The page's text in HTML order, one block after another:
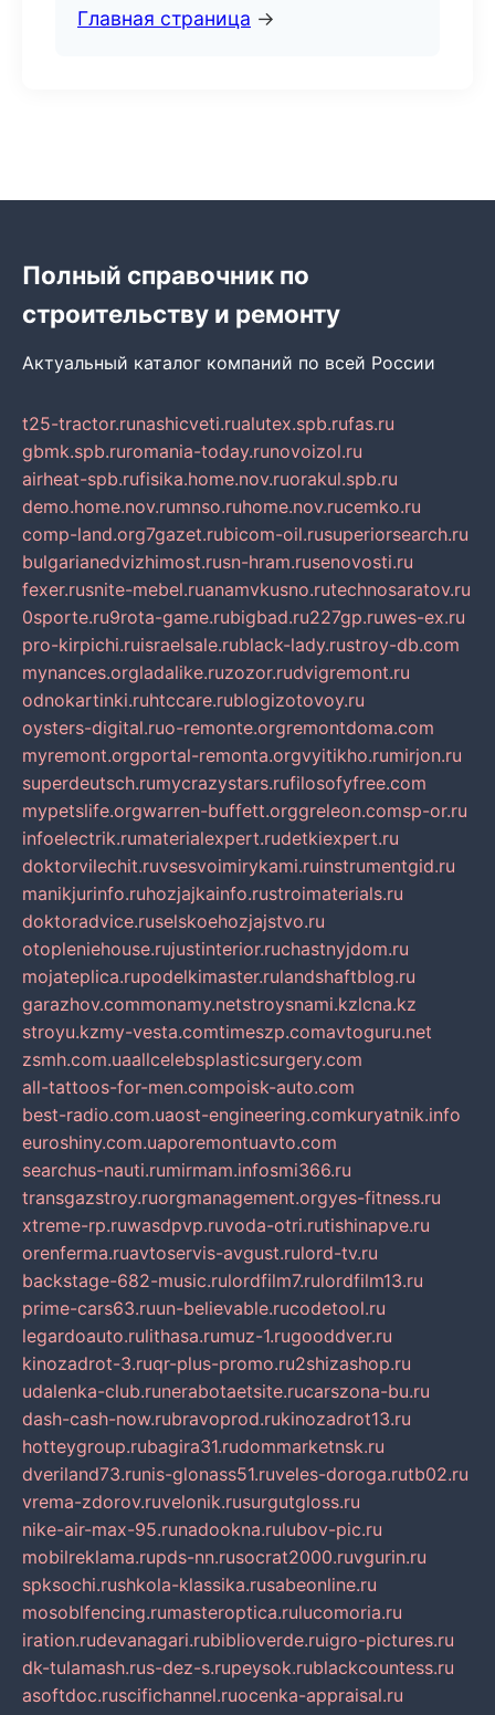
Главная страница →
Полный справочник по
строительству и ремонту
Актуальный каталог компаний по всей России
t25-tractor.runashicveti.rualutex.spb.rufas.ru
gbmk.spb.ruromania-today.runovoizol.ru
airheat-spb.rufisika.home.nov.ruorakul.spb.ru
demo.home.nov.rumnso.ruhome.nov.rucemko.ru
comp-land.org7gazet.rubicom-oil.rusuperiorsearch.ru
bulgarianedvizhimost.rusn-hram.rusenovosti.ru
fexer.rusnite-mebel.ruanamvkusno.rutechnosaratov.ru
0sporte.ru9rota-game.rubigbad.ru227gp.ruwes-ex.ru
pro-kirpichi.ruisraelsale.rublack-lady.rustroy-db.com
mynances.orgladalike.ruzozor.rudvigremont.ru
odnokartinki.ruhtccare.rublogizotovoy.ru
oysters-digital.ruo-remonte.orgremontdoma.com
myremont.orgportal-remonta.orgvyitikho.rumirjon.ru
superdeutsch.rumycrazystars.rufilosofyfree.com
mypetslife.orgwarren-buffett.orggreleon.comsp-or.ru
infoelectrik.rumaterialexpert.rudetkiexpert.ru
doktorvilechit.ruvsesvoimirykami.ruinstrumentgid.ru
manikjurinfo.ruhozjajkainfo.rustroimaterials.ru
doktoradvice.ruselskoehozjajstvo.ru
otopleniehouse.rujustinterior.ruchastnyjdom.ru
mojateplica.rupodelkimaster.rulandshaftblog.ru
garazhov.commonamy.netstroysnami.kzlcna.kz
stroyu.kzmy-vesta.comtimeszp.comavtoguru.net
zsmh.com.uaallcelebsplasticsurgery.com
all-tattoos-for-men.compoisk-auto.com
best-radio.com.uaost-engineering.comkuryatnik.info
euroshiny.com.uaporemontuavto.com
searchus-nauti.rumirmam.infosmi366.ru
transgazstroy.ruorgmanagement.orgyes-fitness.ru
xtreme-rp.ruwasdpvp.ruvoda-otri.rutishinapve.ru
orenferma.ruavtoservis-avgust.rulord-tv.ru
backstage-682-music.rulordfilm7.rulordfilm13.ru
prime-cars63.ruun-believable.rucodetool.ru
legardoauto.rulithasa.rumuz-1.rugooddver.ru
kinozadrot-3.ruqr-plus-promo.ru2shizashop.ru
udalenka-club.runerabotaetsite.rucarszona-bu.ru
dash-cash-now.rubravoprod.rukinozadrot13.ru
hotteygroup.rubagira31.rudommarketnsk.ru
dveriland73.runis-glonass51.ruveles-doroga.rutb02.ru
vrema-zdorov.ruvelonik.rusurgutgloss.ru
nike-air-max-95.runadookna.rulubov-pic.ru
mobilreklama.rupds-nn.rusocrat2000.ruvgurin.ru
spksochi.rushkola-klassika.rusabeonline.ru
mosoblfencing.rumasteroptica.rulucomoria.ru
iration.rudevanagari.rubiblioverde.ruigro-pictures.ru
dk-tulamash.rus-dez-s.rupeysok.rublackcountess.ru
asoftdoc.ruscifichannel.ruocenka-appraisal.ru